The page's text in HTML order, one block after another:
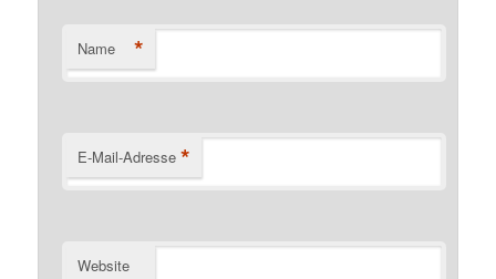
Name *
E-Mail-Adresse *
Website